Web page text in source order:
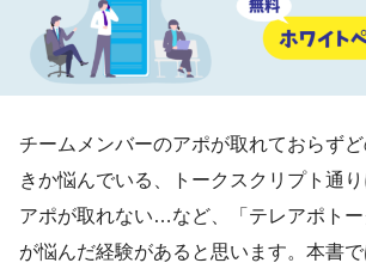
チームメンバーのアポが取れておらず
きか悩んでいる、トークスクリプト通
アポが取れない…など、「テレアポト
が悩んだ経験があると思います。本書